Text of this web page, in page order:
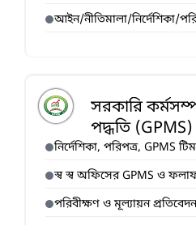
আইন/নীতিমালা/নির্দেশিকা/
সরকারি
পদ্ধতি (GPMS)
নির্দেশিকা, পরিপত্র, GPMS
স্ব স্ব অফিসের GPMS ও
পরিবীক্ষণ ও মূল্যায়ন প্রতিবেদন